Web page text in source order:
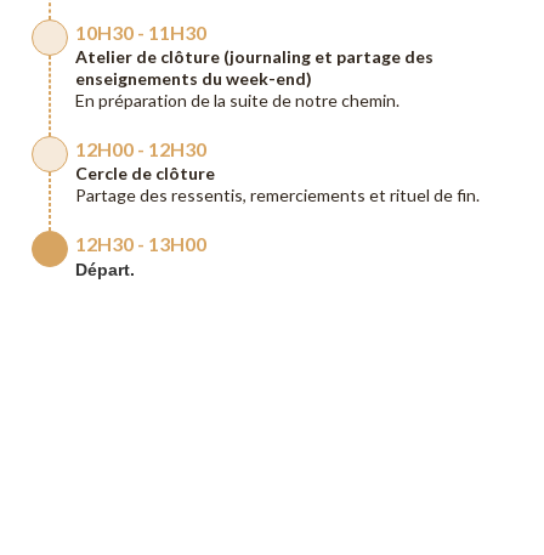
10H30 - 11H30
Atelier de clôture (journaling et partage des
enseignements du week-end)
En préparation de la suite de notre chemin.
12H00 - 12H30
Cercle de clôture
Partage des ressentis, remerciements et rituel de fin.
12H30 - 13H00
Départ.